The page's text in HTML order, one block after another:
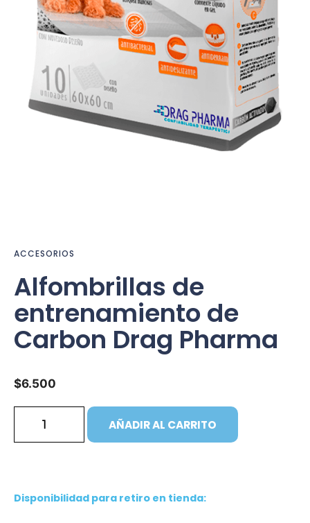
ACCESORIOS
Alfombrillas de
entrenamiento de
Carbon Drag Pharma
$6.500
AÑADIR AL CARRITO
Disponibilidad para retiro en tienda: